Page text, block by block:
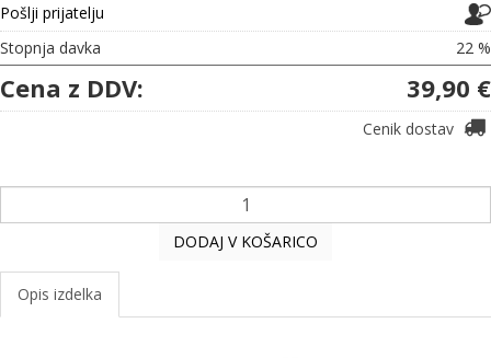
Pošlji prijatelju
Stopnja davka
22 %
Cena z DDV: 39,90 €
Cenik dostav
DODAJ V KOŠARICO
Opis izdelka